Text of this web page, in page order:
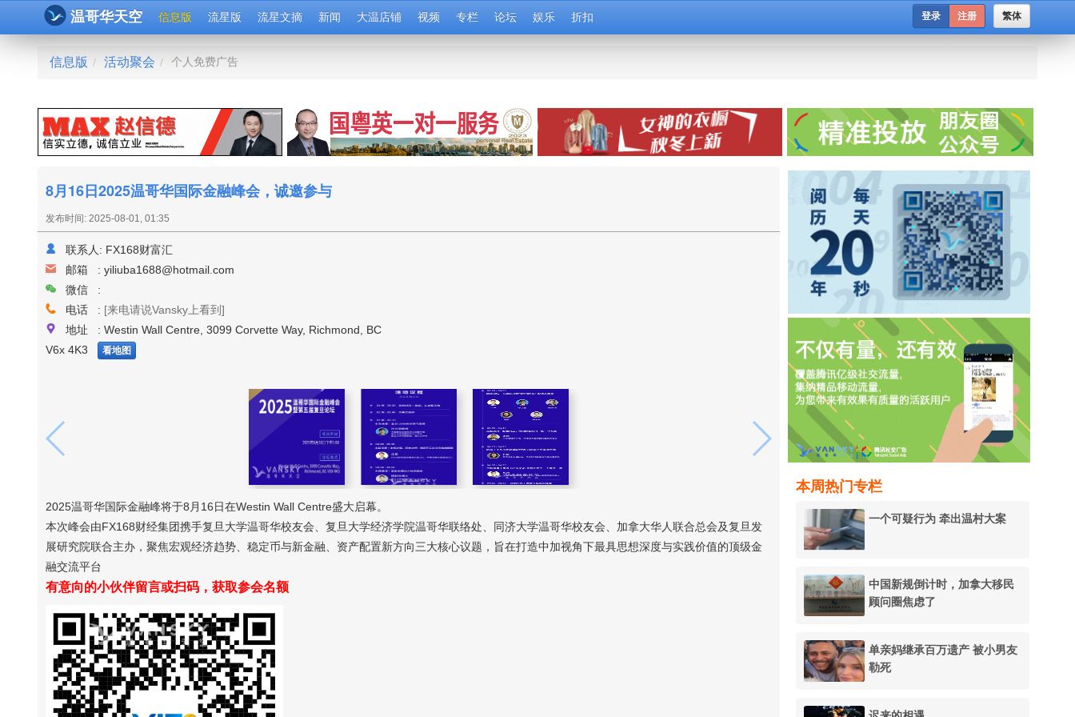
温哥华天空 信息版 流星版 流星文摘 新闻 大温店铺 视频 专栏 论坛 娱乐 折扣 繁体
登录 注册
信息版 / 活动聚会 / 个人免费广告
本周热门专栏
一个可疑行为 牵出温村大案
中国新规倒计时，加拿大移民
顾问圈焦虑了
单亲妈继承百万遗产 被小男友
勒死
8月16日2025温哥华国际金融峰会，诚邀参与
发布时间: 2025-08-01, 01:35
联系人: FX168财富汇
邮箱 : yiliuba1688@hotmail.com
微信 :
电话 : [来电请说Vansky上看到]
地址 : Westin Wall Centre, 3099 Corvette Way, Richmond, BC
V6x 4K3
看地图
2025温哥华国际金融峰将于8月16日在Westin Wall Centre盛大启幕。
本次峰会由FX168财经集团携手复旦大学温哥华校友会、复旦大学经济学院温哥华联络处、同济大学温哥华校友会、加拿大华人联合总会及复旦发
展研究院联合主办，聚焦宏观经济趋势、稳定币与新金融、资产配置新方向三大核心议题，旨在打造中加视角下最具思想深度与实践价值的顶级金
融交流平台
有意向的小伙伴留言或扫码，获取参会名额